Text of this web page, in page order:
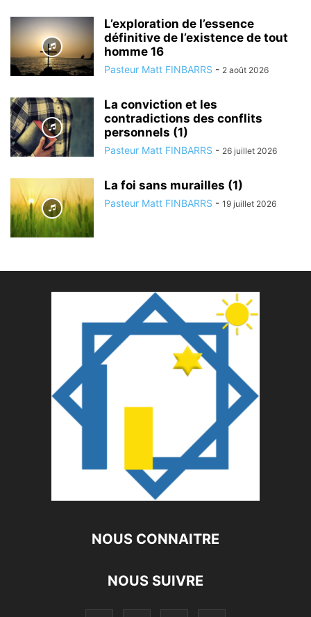
L’exploration de l’essence
définitive de l’existence de tout
homme 16
Pasteur Matt FINBARRS - 2 août 2026
La conviction et les
contradictions des conflits
personnels (1)
Pasteur Matt FINBARRS - 26 juillet 2026
La foi sans murailles (1)
Pasteur Matt FINBARRS - 19 juillet 2026
NOUS CONNAITRE
NOUS SUIVRE